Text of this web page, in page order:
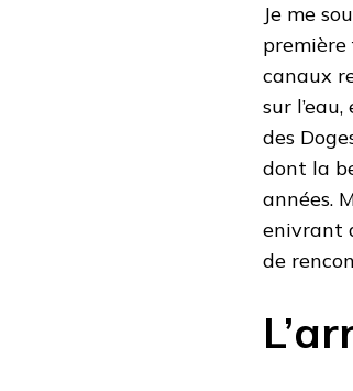
Je me
première
canaux
sur
des
dont la
années.
enivrant
de